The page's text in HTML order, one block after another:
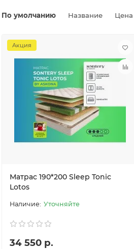
По умолчанию Название Цена
Акция
Матрас 190*200 Sleep Tonic
Lotos
Уточняйте
34 550 р.